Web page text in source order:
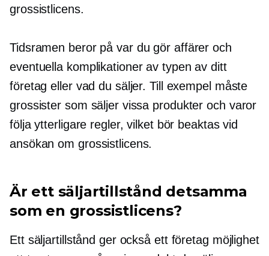
grossistlicens.
Tidsramen beror på var du gör affärer och
eventuella komplikationer av typen av ditt
företag eller vad du säljer. Till exempel måste
grossister som säljer vissa produkter och varor
följa ytterligare regler, vilket bör beaktas vid
ansökan om grossistlicens.
Är ett säljartillstånd detsamma
som en grossistlicens?
Ett säljartillstånd ger också ett företag möjlighet